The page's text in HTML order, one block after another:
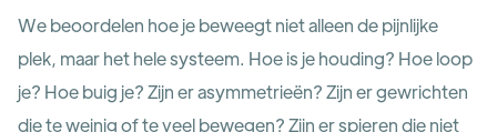
We beoordelen hoe je beweegt niet alleen de pijnlijke
plek, maar het hele systeem. Hoe is je houding? Hoe loop
je? Hoe buig je? Zijn er asymmetrieën? Zijn er gewrichten
die te weinig of te veel bewegen? Zijn er spieren die niet